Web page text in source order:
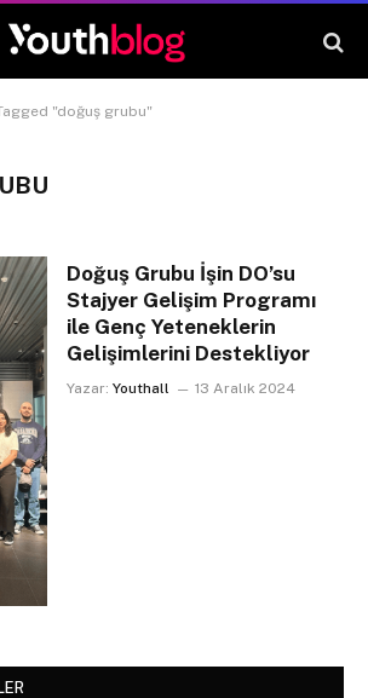
"doğuş grubu"
Doğuş Grubu İşin DO’su
Stajyer Gelişim Programı
ile Genç Yeteneklerin
Gelişimlerini Destekliyor
Yazar: Youthall 13 Aralık 2024